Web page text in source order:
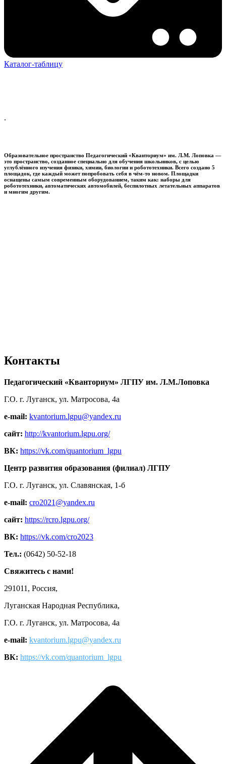
Каталог-таблицу
.
Образовательное пространство Педагогический «Кванториум» им. Л.М. Лоповка —
это пространство, созданное специально для обучения школьников, с целью
углублённого изучения физики, химии, биологии и робототехники. Всего создано 5
площадок, где каждый может попробовать себя в чём-то новом. Площадки
оснащены самым современным оборудованием, таким как: наборы для
робототехники, автоматических автомобилей, беспилотных летательных аппаратов
и многим другим.
Контакты
Педагогический «Кванториум» ЛГПУ им. Л.М.Лоповка
Г.О. г. Луганск, ул. Матросова, 4а
e-mail: kvantorium.lgpu@yandex.ru
сайт: http://kvantorium.lgpu.org/
ВК: https://vk.com/quantorium_lgpu
Центр развития образования (филиал) ЛГПУ
Г.О. г. Луганск, ул. Славянская, 1-б
e-mail: cro2021@yandex.ru
сайт: https://rcro.lgpu.org/
ВК: https://vk.com/cro2023
Тел.: (0642) 50-52-18
Свяжитесь с нами!
291011, Россия,
Луганская Народная Республика,
Г.О. г. Луганск, ул. Матросова, 4а
e-mail: kvantorium.lgpu@yandex.ru
ВК: https://vk.com/quantorium_lgpu